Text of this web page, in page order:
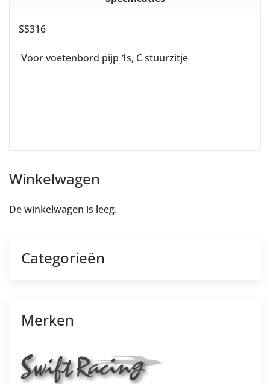
SS316
Voor voetenbord pijp 1s, C stuurzitje
Winkelwagen
De winkelwagen is leeg.
Categorieën
Merken